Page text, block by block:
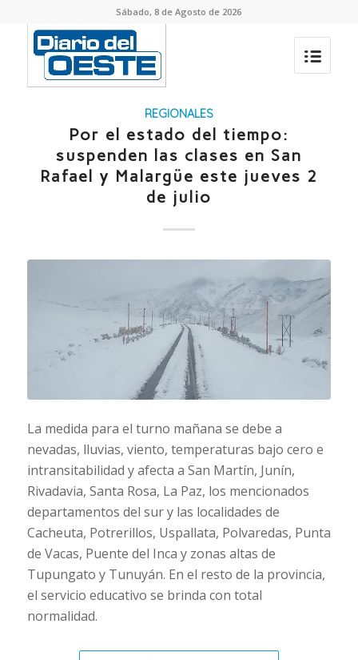
Sábado, 8 de Agosto de 2026
REGIONALES
Por el estado del tiempo:
suspenden las clases en San
Rafael y Malargüe este jueves 2
de julio
La medida para el turno mañana se debe a
nevadas, lluvias, viento, temperaturas bajo cero e
intransitabilidad y afecta a San Martín, Junín,
Rivadavia, Santa Rosa, La Paz, los mencionados
departamentos del sur y las localidades de
Cacheuta, Potrerillos, Uspallata, Polvaredas, Punta
de Vacas, Puente del Inca y zonas altas de
Tupungato y Tunuyán. En el resto de la provincia,
el servicio educativo se brinda con total
normalidad.